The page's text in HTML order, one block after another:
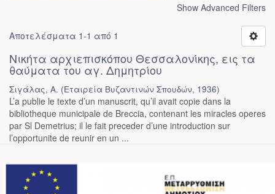
Show Advanced Filters
Αποτελέσματα 1-1 από 1
Νικήτα αρχιεπισκόπου Θεσσαλονίκης, εις τα
θαύματα του αγ. Δημητρίου
Σιγάλας, Α. (Εταιρεία Βυζαντινών Σπουδών, 1936)
L’a publie le texte d’un manuscrit, qu’il avait copie dans la
bibliotheque municipale de Breccia, contenant les miracles operes
par Sl Demetrius; il le fait preceder d’une introduction sur
l’opportunite de reunir en un ...